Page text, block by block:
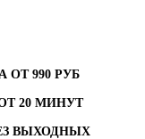
ОТ 990 РУБ
20 МИНУТ
ВЫХОДНЫХ